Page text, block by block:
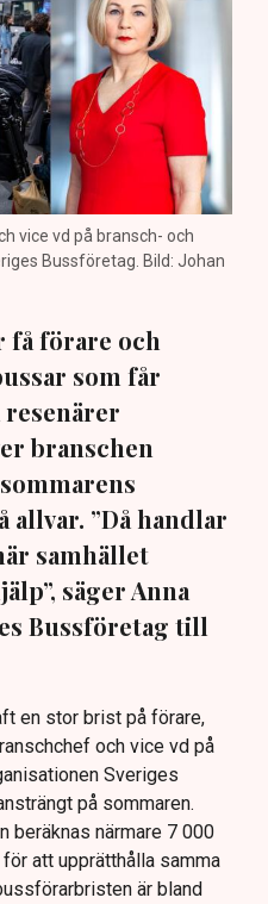
vice vd på bransch- och
Bussföretag. Bild: Johan
få förare och
som får
resenärer
branschen
”Då handlar
samhället
säger Anna
Bussföretag till
en stor brist på förare,
och vice vd på
Sveriges
på sommaren.
beräknas närmare 7 000
att upprätthålla samma
är bland